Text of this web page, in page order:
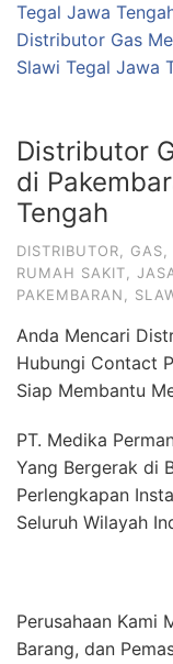
Tegal Jawa
Distributor Gas
Slawi Tegal Jawa
Distributor
di
Tengah
DISTRIBUTOR GAS
RUMAH SAKIT
PAKEMBARAN
Anda Mencari
Hubungi Contact
Siap Membantu
PT. Medika
Yang Bergerak di
Perlengkapan
Seluruh Wilayah
Perusahaan Kami
Barang, dan